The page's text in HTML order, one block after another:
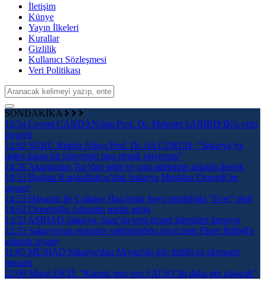
İletişim
Künye
Yayın İlkeleri
Kurallar
Gizlilik
Kullanıcı Sözleşmesi
Veri Politikası
SONDAKİKA
15:54 Levent CANDAN'dan Prof. Dr. Mehmet SARIBIYIK'a vefa
ziyareti
12:02 SUBÜ Rektör Adayı Prof. Dr. Ali ÇORUH; “Sakarya’ya
değer katan bir üniversite inşa etmek istiyorum”
14:26 Akarslanlar Tur’dan şehit ve gazi ailelerine anlamlı destek
10:55 Başkan Karakullukçu’dan Sakarya Muşlular Derneği’ne
ziyaret
14:55 Havanur ile Çağatay Han ömür boyu mutluluğa "Evet" dedi
14:02 Demetoğlu Ailesinin mutlu günü
13:33 ASRİAD Sakarya, Şam’da yeni ticaret köprüleri kuruyor
12:25 Sakarya'nın otomotiv sektöründeki öncü ismi Fikret Bülbül'e
anlamlı ziyaret
11:05 MÜSİAD Sakarya'dan Akyazı'da güç birliği ve ekonomi
mesaisi
22:00 Murat EKŞİ: “Karasu’nun sesi SATSO’da daha gür çıkacak”